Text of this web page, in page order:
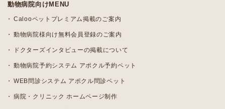
動物病院向けMENU
Calooペットプレミアム掲載のご案内
動物病院様向け無料会員登録のご案内
ドクターズインタビューの掲載について
動物病院予約システム アポクル予約ペット
WEB問診システム アポクル問診ペット
病院・クリニック ホームページ制作